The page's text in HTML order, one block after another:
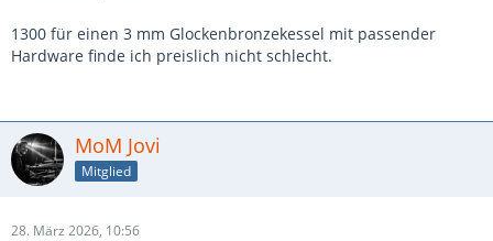
1300 für einen 3 mm Glockenbronzekessel mit passender
Hardware finde ich preislich nicht schlecht.
MoM Jovi
Mitglied
28. März 2026, 10:56